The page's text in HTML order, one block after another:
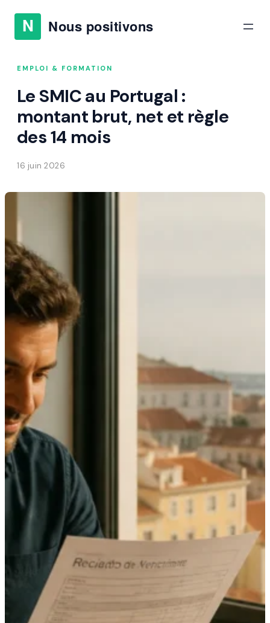
EMPLOI & FORMATION
Le SMIC au Portugal :
montant brut, net et règle
des 14 mois
16 juin 2026